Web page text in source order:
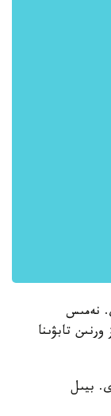
نەمىس
تابۋىنا
بيىل